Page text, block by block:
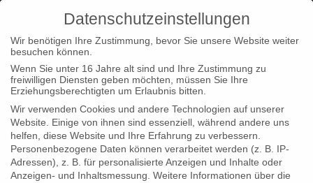
Home Typ|News
“Empire Me” auf dem exground filmfest
24
Datenschutzeinstellungen
Wir benötigen Ihre Zustimmung, bevor Sie unsere Website weiter
besuchen können.
Wenn Sie unter 16 Jahre alt sind und Ihre Zustimmung zu
freiwilligen Diensten geben möchten, müssen Sie Ihre
Erziehungsberechtigten um Erlaubnis bitten.
Wir verwenden Cookies und andere Technologien auf unserer
Website. Einige von ihnen sind essenziell, während andere uns
helfen, diese Website und Ihre Erfahrung zu verbessern.
Personenbezogene Daten können verarbeitet werden (z. B. IP-
Adressen), z. B. für personalisierte Anzeigen und Inhalte oder
Anzeigen- und Inhaltsmessung. Weitere Informationen über die